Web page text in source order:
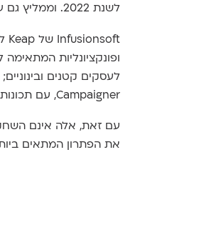
לשנת 2022. וממליץ גם על כמה נוספות:
Campaigner, עם תכונות שיווק בדוא"ל, אוטומציה וניתוח עבור שיווק מתקדם.
עם זאת, אלה אינם
את הפתרון המתאים